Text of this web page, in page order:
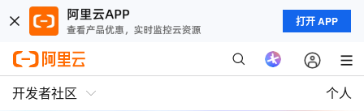
打开 APP
开发者社区 个人